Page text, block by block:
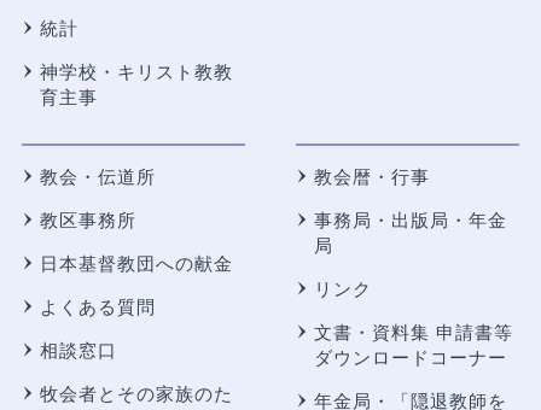
統計
神学校・キリスト教教
育主事
教会・伝道所
教区事務所
日本基督教団への献金
よくある質問
相談窓口
牧会者とその家族のた
教会暦・行事
事務局・出版局・年金
局
リンク
文書・資料集 申請書等
ダウンロードコーナー
年金局・ 「隠退教師を